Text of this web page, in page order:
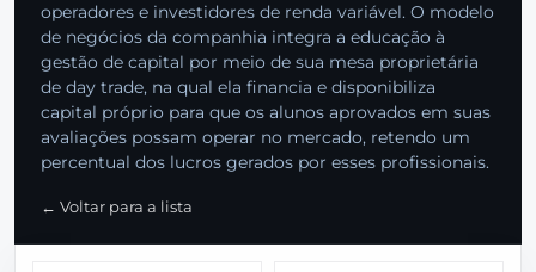
operadores e investidores de renda variável. O modelo
de negócios da companhia integra a educação à
gestão de capital por meio de sua mesa proprietária
de day trade, na qual ela financia e disponibiliza
capital próprio para que os alunos aprovados em suas
avaliações possam operar no mercado, retendo um
percentual dos lucros gerados por esses profissionais.
← Voltar para a lista